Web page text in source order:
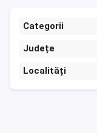
Categorii
Județe
Localități